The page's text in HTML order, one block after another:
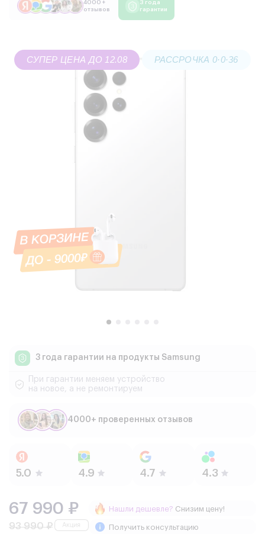
4000 +
отзывов
3 года
гарантии
СУПЕР ЦЕНА ДО 12.08 РАССРОЧКА 0·0·36
3 года гарантии на продукты Samsung
При гарантии меняем устройство
на новое, а не ремонтируем
4000+ проверенных отзывов
67 990 ₽
93 990 ₽
Нашли дешевле? Снизим цену!
Получить консультацию